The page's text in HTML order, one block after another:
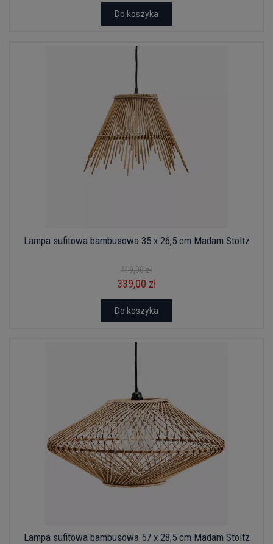
Do koszyka
Lampa sufitowa bambusowa 35 x 26,5 cm Madam Stoltz
419,00 zł
339,00 zł
Do koszyka
Lampa sufitowa bambusowa 57 x 28,5 cm Madam Stoltz